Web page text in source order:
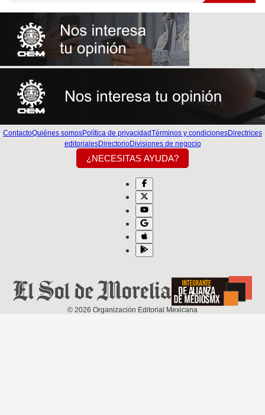
ContactoQuiénes somosPolítica de privacidadTérminos y condicionesDirectrices
editorialesDirectorioDivisiones de negocio
¿NECESITAS AYUDA?
© 2026 Organización Editorial Mexicana